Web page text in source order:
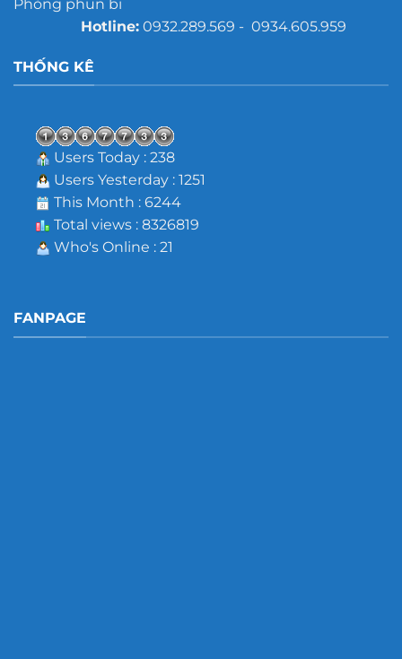
Phòng phun bi
Hotline:0932.289.569 - 0934.605.959
THỐNG KÊ
Users Today : 238
Users Yesterday : 1251
This Month : 6244
Total views : 8326819
Who's Online : 21
FANPAGE